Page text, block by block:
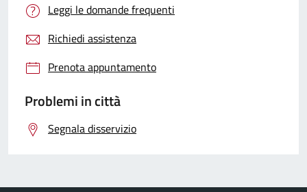
Leggi le domande frequenti
Richiedi assistenza
Prenota appuntamento
Problemi in città
Segnala disservizio